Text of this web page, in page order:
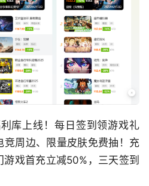
库上线！每日签到领游戏礼
周边、限量皮肤免费抽！充
戏首充立减50%，三天签到